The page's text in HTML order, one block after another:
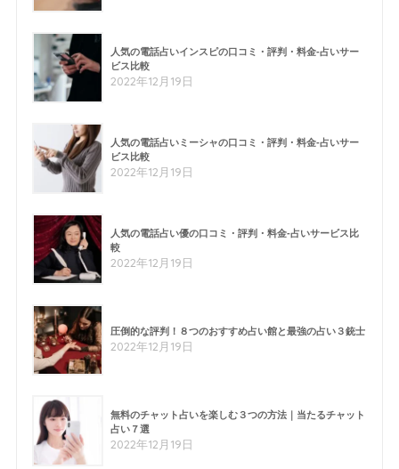
人気の電話占いインスピの口コミ・評判・料金-占いサー
ビス比較
2022年12月19日
人気の電話占いミーシャの口コミ・評判・料金-占いサー
ビス比較
2022年12月19日
人気の電話占い優の口コミ・評判・料金-占いサービス比
較
2022年12月19日
圧倒的な評判！８つのおすすめ占い館と最強の占い３銃士
2022年12月19日
無料のチャット占いを楽しむ３つの方法｜当たるチャット
占い７選
2022年12月19日